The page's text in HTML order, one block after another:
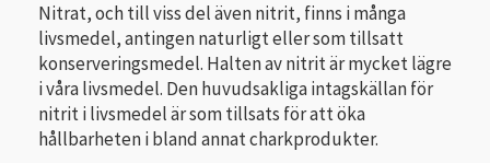
Nitrat, och till viss del även nitrit, finns i många
livsmedel, antingen naturligt eller som tillsatt
konserveringsmedel. Halten av nitrit är mycket lägre
i våra livsmedel. Den huvudsakliga intagskällan för
nitrit i livsmedel är som tillsats för att öka
hållbarheten i bland annat charkprodukter.